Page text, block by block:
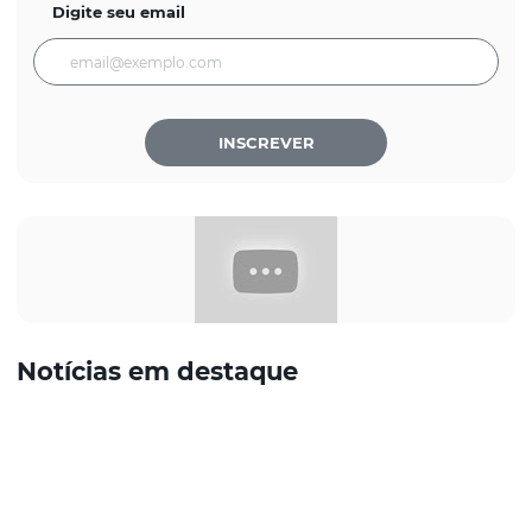
Digite seu email
INSCREVER
Notícias em destaque